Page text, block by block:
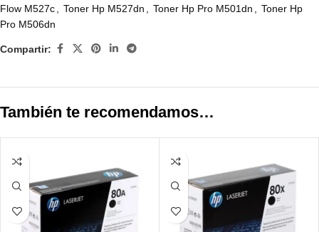
Flow M527c
Toner Hp M527dn Toner Hp Pro M501dn
Toner Hp
Pro M506dn
Compartir:
También te recomendamos…